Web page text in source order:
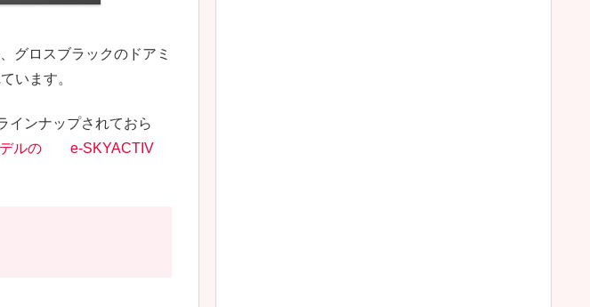
グロスブラックのドアミ
います。
インナップされておら
デルの e-SKYACTIV